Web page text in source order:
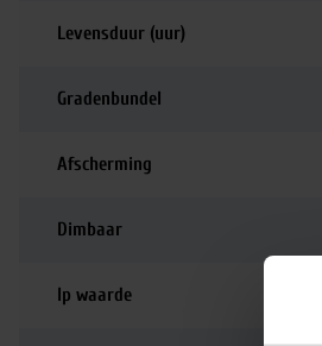
Levensduur (uur)
Gradenbundel
Afscherming
Dimbaar
Ip waarde